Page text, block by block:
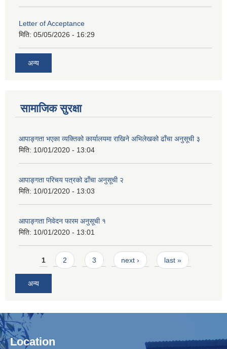
Letter of Acceptance
मिति: 05/05/2026 - 16:29
अन्य
सामाजिक सुरक्षा
आपाङ्गता भएका व्यक्तिको कार्यालयमा राखिने अभिलेखको ढाँचा अनुसूची ३
मिति: 10/01/2020 - 13:04
आपाङ्गता परिचय पत्रको ढाँचा अनुसूची २
मिति: 10/01/2020 - 13:03
आपाङ्गता निवेदन फारम अनुसूची १
मिति: 10/01/2020 - 13:01
Pages
1 2 3 next › last »
अन्य
Location